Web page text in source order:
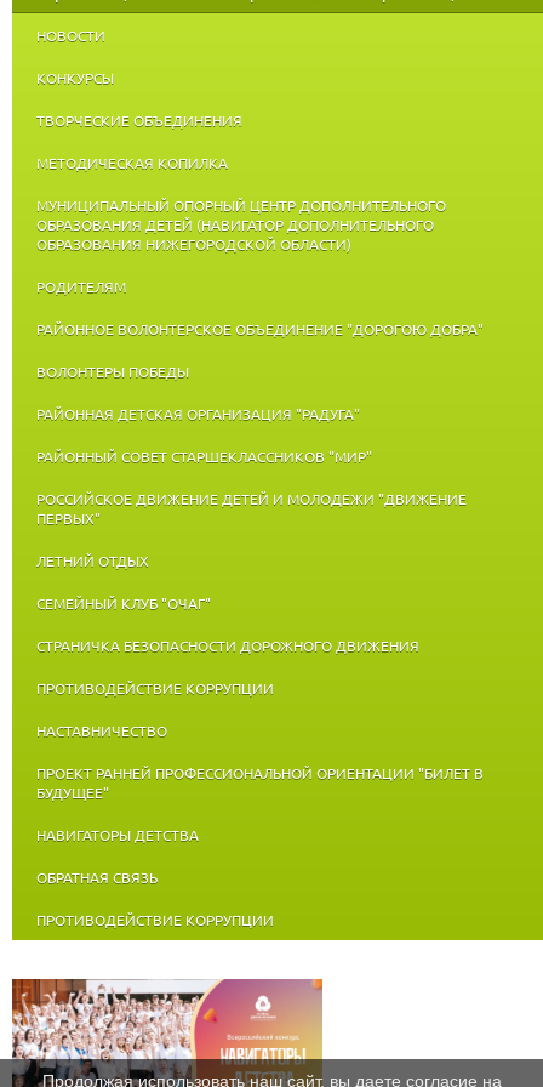
НОВОСТИ
КОНКУРСЫ
ТВОРЧЕСКИЕ ОБЪЕДИНЕНИЯ
МЕТОДИЧЕСКАЯ КОПИЛКА
МУНИЦИПАЛЬНЫЙ ОПОРНЫЙ ЦЕНТР ДОПОЛНИТЕЛЬНОГО
ОБРАЗОВАНИЯ ДЕТЕЙ (НАВИГАТОР ДОПОЛНИТЕЛЬНОГО
ОБРАЗОВАНИЯ НИЖЕГОРОДСКОЙ ОБЛАСТИ)
РОДИТЕЛЯМ
РАЙОННОЕ ВОЛОНТЕРСКОЕ ОБЪЕДИНЕНИЕ "ДОРОГОЮ ДОБРА"
ВОЛОНТЕРЫ ПОБЕДЫ
РАЙОННАЯ ДЕТСКАЯ ОРГАНИЗАЦИЯ "РАДУГА"
РАЙОННЫЙ СОВЕТ СТАРШЕКЛАССНИКОВ "МИР"
РОССИЙСКОЕ ДВИЖЕНИЕ ДЕТЕЙ И МОЛОДЕЖИ "ДВИЖЕНИЕ
ПЕРВЫХ"
ЛЕТНИЙ ОТДЫХ
СЕМЕЙНЫЙ КЛУБ "ОЧАГ"
СТРАНИЧКА БЕЗОПАСНОСТИ ДОРОЖНОГО ДВИЖЕНИЯ
ПРОТИВОДЕЙСТВИЕ КОРРУПЦИИ
НАСТАВНИЧЕСТВО
ПРОЕКТ РАННЕЙ ПРОФЕССИОНАЛЬНОЙ ОРИЕНТАЦИИ "БИЛЕТ В
БУДУЩЕЕ"
НАВИГАТОРЫ ДЕТСТВА
ОБРАТНАЯ СВЯЗЬ
ПРОТИВОДЕЙСТВИЕ КОРРУПЦИИ
Продолжая использовать наш сайт, вы даете согласие на